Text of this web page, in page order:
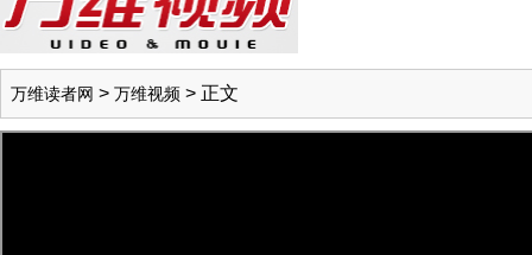
万维读者网 > 万维视频 > 正文